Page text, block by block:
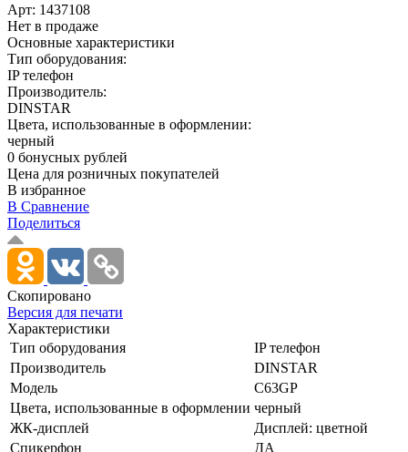
Арт: 1437108
Нет в продаже
Основные характеристики
Тип оборудования:
IP телефон
Производитель:
DINSTAR
Цвета, использованные в оформлении:
черный
0 бонусных рублей
Цена для розничных покупателей
В избранное
В Сравнение
Поделиться
Скопировано
Версия для печати
Характеристики
Тип оборудования
IP телефон
Производитель
DINSTAR
Модель
C63GP
Цвета, использованные в оформлении черный
ЖК-дисплей
Дисплей: цветной
Спикерфон
ДА